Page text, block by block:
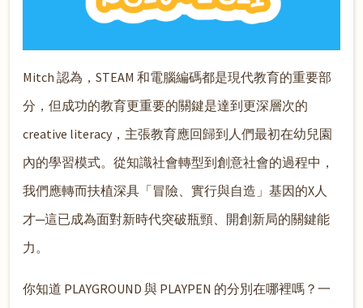
Mitch 認為，STEAM 和電腦編碼都是現代教育的重要部
分，但成功的教育更重要的關鍵是達到更深層次的
creative literacy，主張教育應回歸到人們最初在幼兒園
內的學習模式。從知識社會轉型到創意社會的過程中，
我們應轉而扶植深具「冒險、實行與自造」基因的X人
才─這已成為面對新時代突破瓶頸、開創新局的關鍵能
力。
你知道 PLAYGROUND 與 PLAYPEN 的分別在哪裡嗎？一